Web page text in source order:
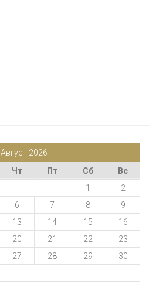
Август 2026
Чт Пт Сб
Вс
1
2
6 7 8
9
13 14 15
16
20 21 22
23
27 28 29
30